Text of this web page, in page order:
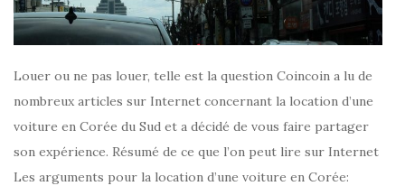
Louer ou ne pas louer, telle est la question Coincoin a lu de
nombreux articles sur Internet concernant la location d’une
voiture en Corée du Sud et a décidé de vous faire partager
son expérience. Résumé de ce que l’on peut lire sur Internet
Les arguments pour la location d’une voiture en Corée: